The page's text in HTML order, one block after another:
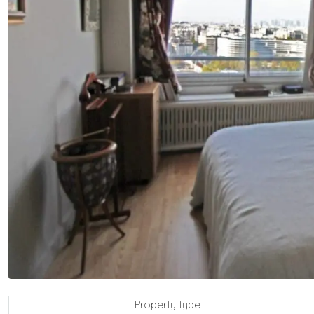
Property type